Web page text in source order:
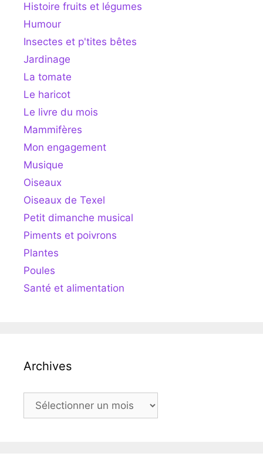
Histoire fruits et légumes
Humour
Insectes et p'tites bêtes
Jardinage
La tomate
Le haricot
Le livre du mois
Mammifères
Mon engagement
Musique
Oiseaux
Oiseaux de Texel
Petit dimanche musical
Piments et poivrons
Plantes
Poules
Santé et alimentation
Archives
Archives